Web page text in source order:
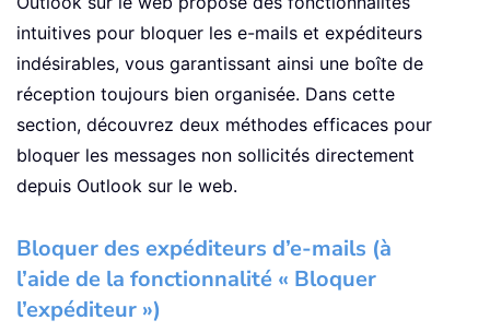
intuitives pour bloquer les e-mails et expéditeurs
indésirables, vous garantissant ainsi une boîte de
réception toujours bien organisée. Dans cette
section, découvrez deux méthodes efficaces pour
bloquer les messages non sollicités directement
depuis Outlook sur le web.
Bloquer des expéditeurs d’e-mails (à
l’aide de la fonctionnalité « Bloquer
l’expéditeur »)